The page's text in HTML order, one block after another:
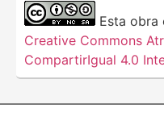
Esta obra
Creative Commons
CompartirIgual 4.0